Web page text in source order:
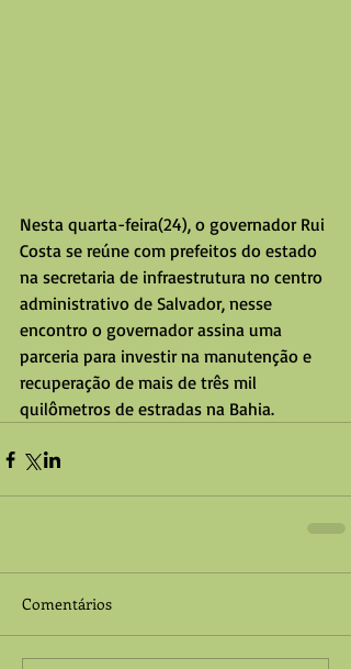
Nesta quarta-feira(24), o governador Rui
Costa se reúne com prefeitos do estado
na secretaria de infraestrutura no centro
administrativo de Salvador, nesse
encontro o governador assina uma
parceria para investir na manutenção e
recuperação de mais de três mil
quilômetros de estradas na Bahia.
Comentários